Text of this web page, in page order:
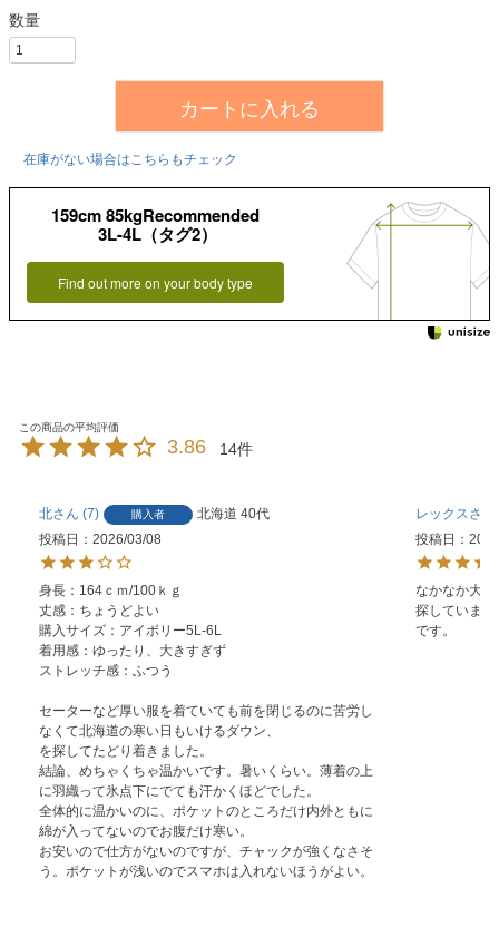
カートに入れる
在庫がない場合はこちらもチェック
159cm 85kgRecommended
3L-4L（タグ2）
Find out more on your body type
3.86 14
北 7 購入者 北海道 40代
投稿日
2026/03/08
身長：164ｃｍ/100ｋｇ
丈感：ちょうどよい
購入サイズ：アイボリー5L-6L
着用感：ゆったり、大きすぎず
ストレッチ感：ふつう
セーターなど厚い服を着ていても前を閉じるのに苦労し
なくて北海道の寒い日もいけるダウン、
を探してたどり着きました。
結論、めちゃくちゃ温かいです。暑いくらい。薄着の上
に羽織って氷点下にでても汗かくほどでした。
全体的に温かいのに、ポケットのところだけ内外ともに
綿が入ってないのでお腹だけ寒い。
お安いので仕方がないのですが、チャックが強くなさそ
う。ポケットが浅いのでスマホは入れないほうがよい。
レックス
投稿日
なかなか大
探していま
です。